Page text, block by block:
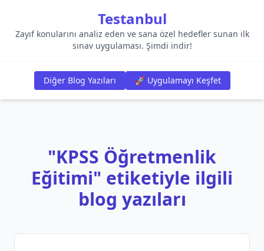
Testanbul
Zayıf konularını analiz eden ve sana özel hedefler sunan ilk
sınav uygulaması. Şimdi indir!
Diğer Blog Yazıları 🚀 Uygulamayı Keşfet
"KPSS Öğretmenlik
Eğitimi" etiketiyle ilgili
blog yazıları